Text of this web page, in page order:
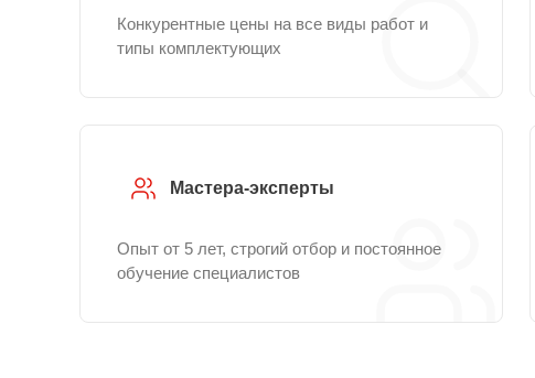
Конкурентные цены на все виды работ и
типы комплектующих
Мастера-эксперты
Опыт от 5 лет, строгий отбор и постоянное
обучение специалистов